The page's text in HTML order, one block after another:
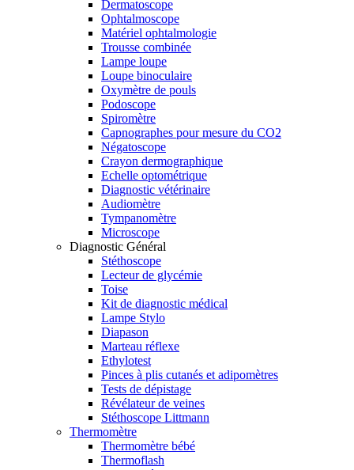
Dermatoscope
Ophtalmoscope
Matériel ophtalmologie
Trousse combinée
Lampe loupe
Loupe binoculaire
Oxymètre de pouls
Podoscope
Spiromètre
Capnographes pour mesure du CO2
Négatoscope
Crayon dermographique
Echelle optométrique
Diagnostic vétérinaire
Audiomètre
Tympanomètre
Microscope
Diagnostic Général
Stéthoscope
Lecteur de glycémie
Toise
Kit de diagnostic médical
Lampe Stylo
Diapason
Marteau réflexe
Ethylotest
Pinces à plis cutanés et adipomètres
Tests de dépistage
Révélateur de veines
Stéthoscope Littmann
Thermomètre
Thermomètre bébé
Thermoflash